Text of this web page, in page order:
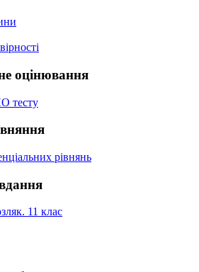
оцінювання
тесту
рівнянь
11 клас